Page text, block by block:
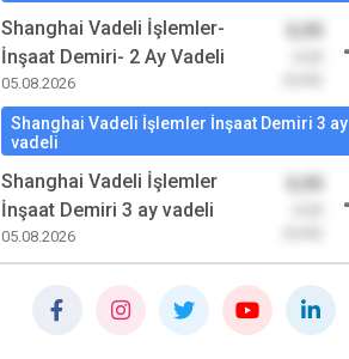
Shanghai Vadeli İşlemler-
İnşaat Demiri- 2 Ay Vadeli
05.08.2026
Shanghai Vadeli İşlemler İnşaat Demiri 3 ay
vadeli
Shanghai Vadeli İşlemler
İnşaat Demiri 3 ay vadeli
05.08.2026